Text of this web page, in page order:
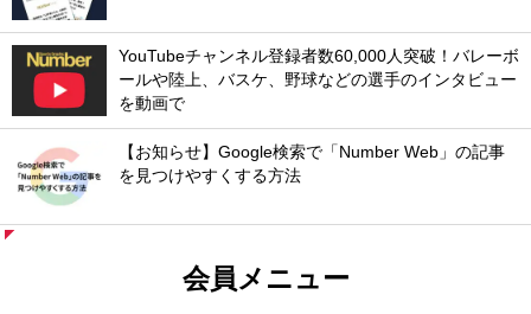
YouTubeチャンネル登録者数60,000人突破！バレーボ
ールや陸上、バスケ、野球などの選手のインタビュー
を動画で
【お知らせ】Google検索で「Number Web」の記事
を見つけやすくする方法
会員メニュー